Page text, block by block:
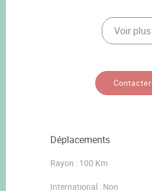
Voir plus
Contacter
Déplacements
Rayon : 100 Km
International : Non